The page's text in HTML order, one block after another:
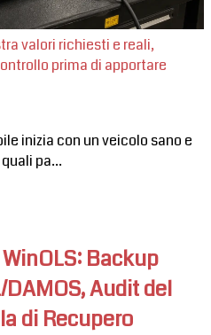
valori richiesti e reali,
prima di apportare
inizia con un veicolo sano e
pa...
Backup
Audit del
di Recupero